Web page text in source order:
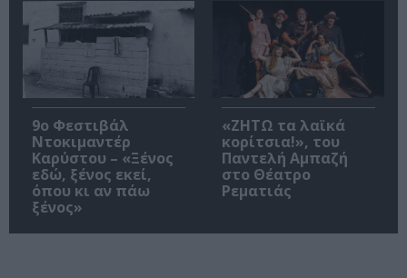
9ο Φεστιβάλ
Ντοκιμαντέρ
Καρύστου – «Ξένος
εδώ, ξένος εκεί,
όπου κι αν πάω
ξένος»
«ΖΗΤΩ τα λαϊκά
κορίτσια!», του
Παντελή Αμπαζή
στο Θέατρο
Ρεματιάς